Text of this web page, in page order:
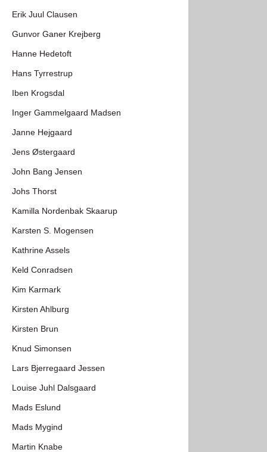
Erik Juul Clausen
Gunvor Ganer Krejberg
Hanne Hedetoft
Hans Tyrrestrup
Iben Krogsdal
Inger Gammelgaard Madsen
Janne Hejgaard
Jens Østergaard
John Bang Jensen
Johs Thorst
Kamilla Nordenbak Skaarup
Karsten S. Mogensen
Kathrine Assels
Keld Conradsen
Kim Karmark
Kirsten Ahlburg
Kirsten Brun
Knud Simonsen
Lars Bjerregaard Jessen
Louise Juhl Dalsgaard
Mads Eslund
Mads Mygind
Martin Knabe